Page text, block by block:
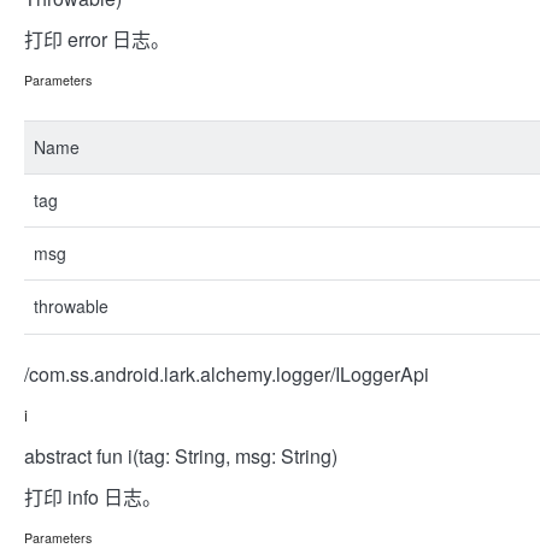
打印 error 日志。
Parameters
Name
tag
msg
throwable
/com.ss.android.lark.alchemy.logger/ILoggerApi
i
abstract fun i(tag: String, msg: String)
打印 info 日志。
Parameters